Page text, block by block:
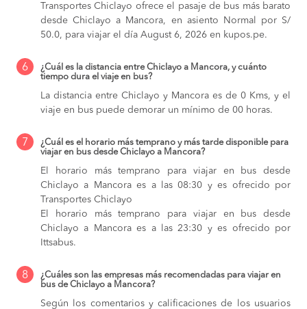
Transportes Chiclayo ofrece el pasaje de bus más barato
desde Chiclayo a Mancora, en asiento Normal por S/
50.0, para viajar el día August 6, 2026 en kupos.pe.
6
¿Cuál es la distancia entre Chiclayo a Mancora, y cuánto
tiempo dura el viaje en bus?
La distancia entre Chiclayo y Mancora es de 0 Kms, y el
viaje en bus puede demorar un mínimo de 00 horas.
7
¿Cuál es el horario más temprano y más tarde disponible para
viajar en bus desde Chiclayo a Mancora?
El horario más temprano para viajar en bus desde
Chiclayo a Mancora es a las 08:30 y es ofrecido por
Transportes Chiclayo
El horario más temprano para viajar en bus desde
Chiclayo a Mancora es a las 23:30 y es ofrecido por
Ittsabus.
8
¿Cuáles son las empresas más recomendadas para viajar en
bus de Chiclayo a Mancora?
Según los comentarios y calificaciones de los usuarios